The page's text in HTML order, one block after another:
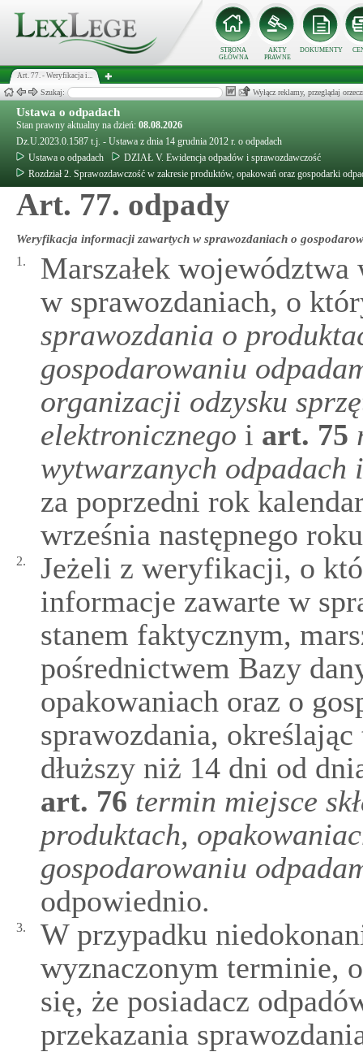
STRONA
GŁÓWNA
AKTY
PRAWNE
DOKUMENTY
Art. 77. - Weryfikacja i...
Szukaj: Wyłącz reklamy, przeglądaj
Ustawa o odpadach
Stan prawny aktualny na dzień: 08.08.2026
Dz.U.2023.0.1587 t.j. - Ustawa z dnia 14 grudnia 2012 r. o odpadach
Ustawa o odpadach
DZIAŁ V. Ewidencja odpadów i sprawozdawczość
Rozdział 2. Sprawozdawczość w zakresie produktów, opakowań oraz gospodarki
Art. 77. odpady
Weryfikacja informacji zawartych w sprawozdaniach o
1.
Marszałek
w sprawozdaniach, o
sprawozdania o
gospodarowaniu
organizacji odzysku
elektronicznego i art. 75
wytwarzanych
za poprzedni rok
września następnego
2.
Jeżeli z weryfikacji, o
informacje zawarte w
stanem faktycznym,
pośrednictwem Bazy
opakowaniach oraz o
sprawozdania,
dłuższy niż 14 dni od
art. 76 termin miejsce
produktach,
gospodarowaniu
odpowiednio.
3.
W przypadku
wyznaczonym terminie,
się, że posiadacz
przekazania